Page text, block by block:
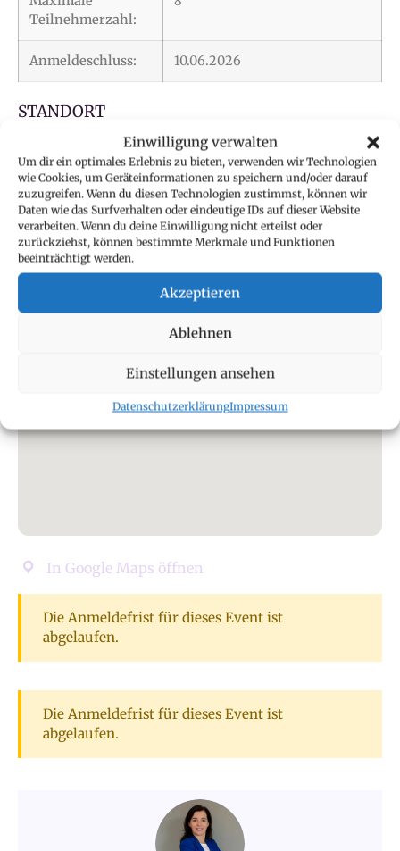
Einwilligung verwalten
Um dir ein optimales Erlebnis zu bieten, verwenden wir Technologien
wie Cookies, um Geräteinformationen zu speichern und/oder darauf
zuzugreifen. Wenn du diesen Technologien zustimmst, können wir
Daten wie das Surfverhalten oder eindeutige IDs auf dieser Website
verarbeiten. Wenn du deine Einwilligung nicht erteilst oder
zurückziehst, können bestimmte Merkmale und Funktionen
beeinträchtigt werden.
Akzeptieren
Ablehnen
Einstellungen ansehen
DatenschutzerklärungImpressum
Teilnehmerzahl:
Anmeldeschluss: 10.06.2026
STANDORT
In Google Maps öffnen
Die Anmeldefrist für dieses Event ist
abgelaufen.
Die Anmeldefrist für dieses Event ist
abgelaufen.